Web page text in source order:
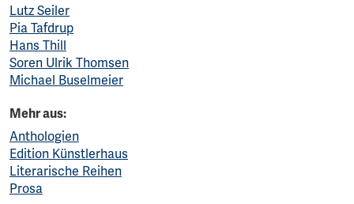
Lutz Seiler
Pia Tafdrup
Hans Thill
Soren Ulrik Thomsen
Michael Buselmeier
Mehr aus:
Anthologien
Edition Künstlerhaus
Literarische Reihen
Prosa